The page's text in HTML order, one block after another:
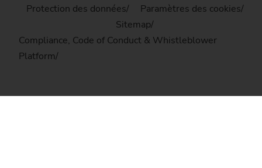
Protection des données
Paramètres des cookies
Sitemap
Compliance, Code of Conduct & Whistleblower
Platform